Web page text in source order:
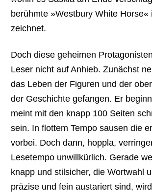
berühmte »Westbury White Horse«
zeichnet.
Doch diese geheimen
Leser nicht auf Anhieb. Zunächst
das Leben der Figuren und der
der Geschichte gefangen. Er
meint mit den knapp 100 Seiten
sein. In flottem Tempo sausen die
vorbei. Doch dann, hoppla,
Lesetempo unwillkürlich. Gerade
knapp und stilsicher, die Wortwahl
präzise und fein austariert sind,